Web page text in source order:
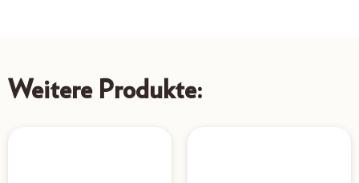
Weitere Produkte: